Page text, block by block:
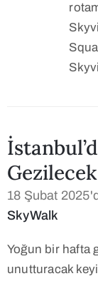
18 Şubat
SkyWalk
Yoğun bir hafta
unutturacak